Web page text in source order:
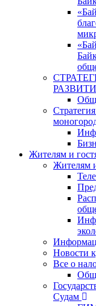
Жителям и
Жителям
Новости
Все о
Судам